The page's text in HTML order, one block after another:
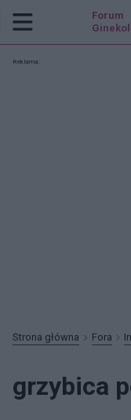
Forum
Reklama:
Strona główna Fora
grzybica